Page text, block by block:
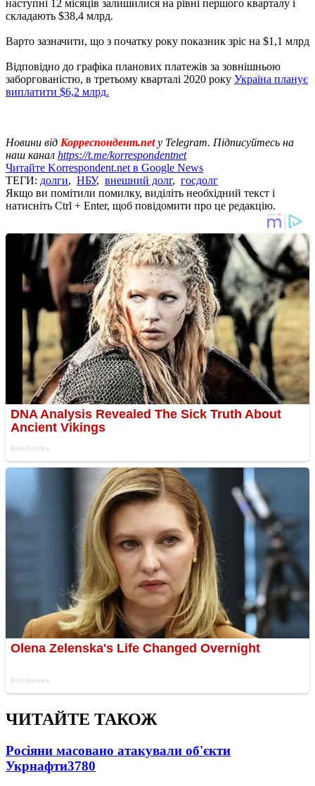
наступні 12 місяців залишилися на рівні першого кварталу і
складають $38,4 млрд.
Варто зазначити, що з початку року показник зріс на $1,1 млрд
Відповідно до графіка планових платежів за зовнішньою
заборгованістю, в третьому кварталі 2020 року Україна планує
виплатити $6,2 млрд.
Новини від Корреспондент.netу Telegram. Підписуйтесь на
наш канал https://t.me/korrespondentnet
Читайте Korrespondent.net в Google News
ТЕГИ: долги, НБУ, внешний долг, госдолг
Якщо ви помітили помилку, виділіть необхідний текст і
натисніть Ctrl + Enter, щоб повідомити про це редакцію.
ЧИТАЙТЕ ТАКОЖ
Росіяни масовано атакували об'єкти
Укрнафти3780